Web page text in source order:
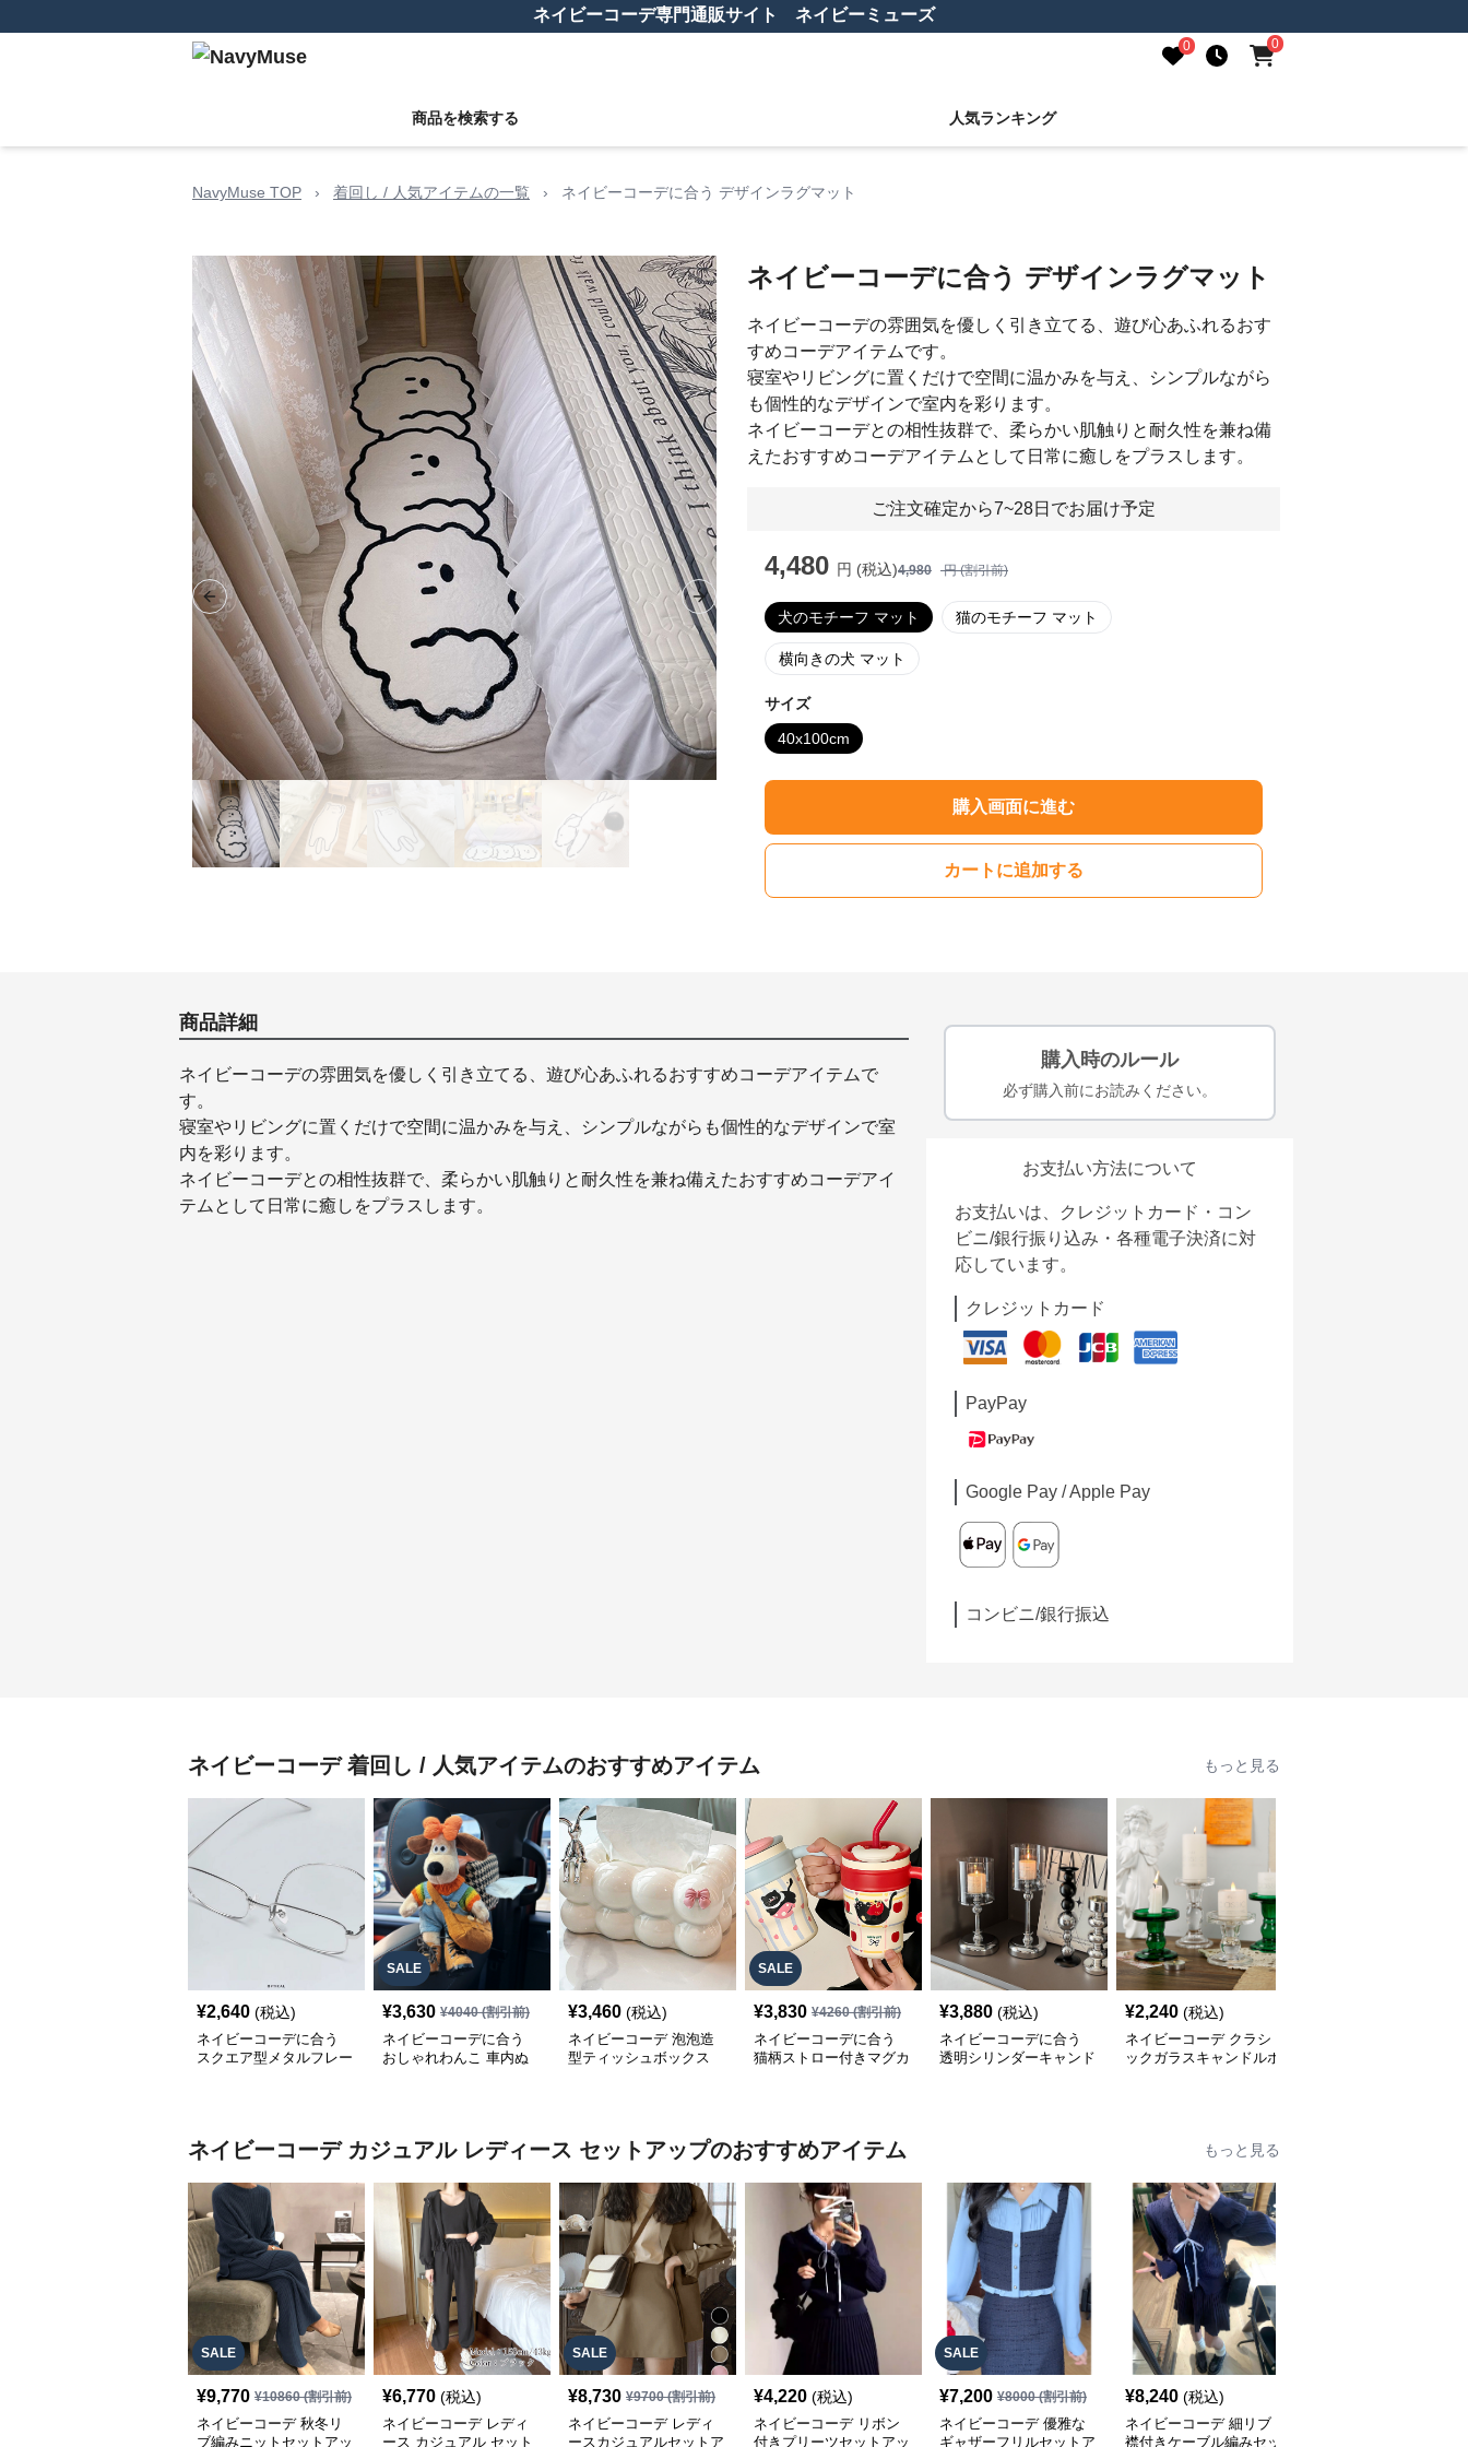
ネイビーコーデ専門通販サイト ネイビーミューズ
0 0
商品を検索する 人気ランキング
NavyMuse TOP › 着回し / 人気アイテムの一覧 › ネイビーコーデに合う デザインラグマット
Previous slide Next slide
ネイビーコーデに合う デザインラグマット
ネイビーコーデの雰囲気を優しく引き立てる、遊び心あふれるおす
すめコーデアイテムです。
寝室やリビングに置くだけで空間に温かみを与え、シンプルながら
も個性的なデザインで室内を彩ります。
ネイビーコーデとの相性抜群で、柔らかい肌触りと耐久性を兼ね備
えたおすすめコーデアイテムとして日常に癒しをプラスします。
ご注文確定から7~28日でお届け予定
4,480 円 (税込)4,980 円 (割引前)
犬のモチーフ マット 猫のモチーフ マット
横向きの犬 マット
サイズ
40x100cm
購入画面に進む
カートに追加する
商品詳細
ネイビーコーデの雰囲気を優しく引き立てる、遊び心あふれるおすすめコーデアイテムで
す。
寝室やリビングに置くだけで空間に温かみを与え、シンプルながらも個性的なデザインで室
内を彩ります。
ネイビーコーデとの相性抜群で、柔らかい肌触りと耐久性を兼ね備えたおすすめコーデアイ
テムとして日常に癒しをプラスします。
購入時のルール
必ず購入前にお読みください。
お支払い方法について
お支払いは、クレジットカード・コン
ビニ/銀行振り込み・各種電子決済に対
応しています。
クレジットカード
PayPay
Google Pay / Apple Pay
コンビニ/銀行振込
ネイビーコーデ 着回し / 人気アイテムのおすすめアイテム もっと見る
¥2,640 (税込)
ネイビーコーデに合う
スクエア型メタルフレー
SALE
¥3,630 ¥4040(割引前)
ネイビーコーデに合う
おしゃれわんこ 車内ぬ
¥3,460 (税込)
ネイビーコーデ 泡泡造
型ティッシュボックス
SALE
¥3,830 ¥4260(割引前)
ネイビーコーデに合う
猫柄ストロー付きマグカ
¥3,880 (税込)
ネイビーコーデに合う
透明シリンダーキャンド
¥2,240 (税込)
ネイビーコーデ クラシ
ックガラスキャンドルホ
ネイビーコーデ カジュアル レディース セットアップのおすすめアイテム もっと見る
SALE
¥9,770 ¥10860(割引前)
ネイビーコーデ 秋冬リ
ブ編みニットセットアッ
¥6,770 (税込)
ネイビーコーデ レディ
ース カジュアル セット
SALE
¥8,730 ¥9700(割引前)
ネイビーコーデ レディ
ースカジュアルセットア
¥4,220 (税込)
ネイビーコーデ リボン
付きプリーツセットアッ
SALE
¥7,200 ¥8000(割引前)
ネイビーコーデ 優雅な
ギャザーフリルセットア
¥8,240 (税込)
ネイビーコーデ 細リブ
襟付きケーブル編みセッ